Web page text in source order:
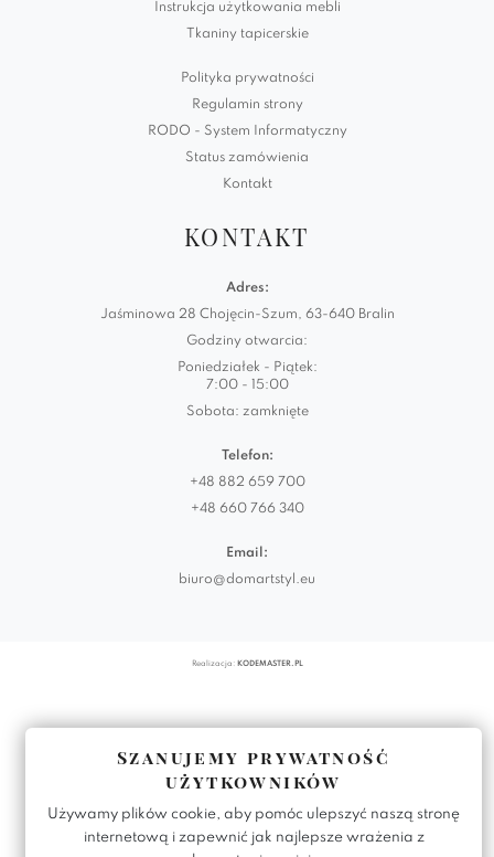
Instrukcja użytkowania mebli
Tkaniny tapicerskie
Polityka prywatności
Regulamin strony
RODO - System Informatyczny
Status zamówienia
Kontakt
KONTAKT
Adres:
Jaśminowa 28 Chojęcin-Szum, 63-640 Bralin
Godziny otwarcia:
Poniedziałek - Piątek:
7:00 - 15:00
Sobota: zamknięte
Telefon:
+48 882 659 700
+48 660 766 340
Email:
biuro@domartstyl.eu
Realizacja: KODEMASTER.PL
Szanujemy prywatność
użytkowników
Używamy plików cookie, aby pomóc ulepszyć naszą stronę
internetową i zapewnić jak najlepsze wrażenia z